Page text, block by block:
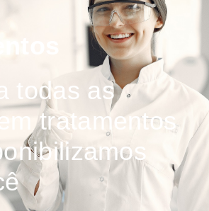
todas as
tratamentos